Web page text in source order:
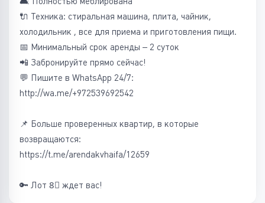
🔌 Техника: стиральная машина, плита, чайник,
холодильник , все для приема и приготовления пищи.
📅 Минимальный срок аренды – 2 суток
📲 Забронируйте прямо сейчас!
💬 Пишите в WhatsApp 24/7:
http://wa.me/+972539692542
📌 Больше проверенных квартир, в которые
возвращаются:
https://t.me/arendakvhaifa/12659
🔑 Лот 8⃣ ждет вас!